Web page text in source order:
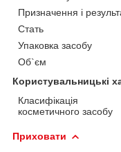
Призначення і
Стать
Упаковка засобу
Об`єм
Користувальницькі
Класифікація
косметичного засобу
Приховати